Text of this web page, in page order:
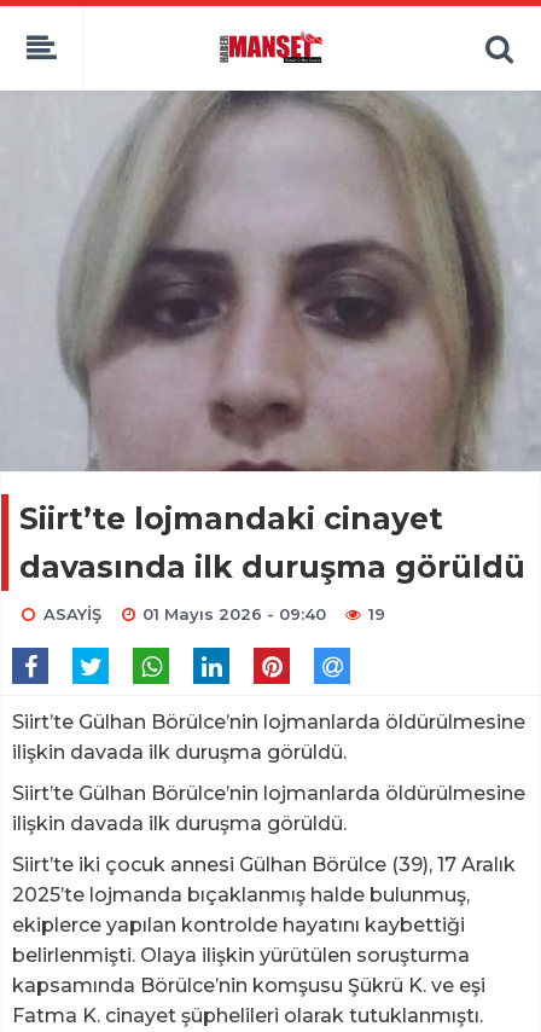
Siirt’te lojmandaki cinayet
davasında ilk duruşma görüldü
ASAYİŞ 01 Mayıs 2026 - 09:40 19
Siirt’te Gülhan Börülce’nin lojmanlarda öldürülmesine
ilişkin davada ilk duruşma görüldü.
Siirt’te Gülhan Börülce’nin lojmanlarda öldürülmesine
ilişkin davada ilk duruşma görüldü.
Siirt’te iki çocuk annesi Gülhan Börülce (39), 17 Aralık
2025’te lojmanda bıçaklanmış halde bulunmuş,
ekiplerce yapılan kontrolde hayatını kaybettiği
belirlenmişti. Olaya ilişkin yürütülen soruşturma
kapsamında Börülce’nin komşusu Şükrü K. ve eşi
Fatma K. cinayet şüphelileri olarak tutuklanmıştı.